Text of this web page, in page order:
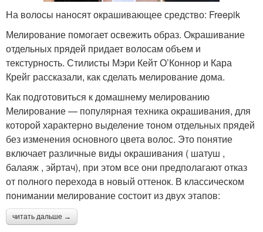
На волосы наносят окрашивающее средство: Freepik
Мелирование помогает освежить образ. Окрашивание
отдельных прядей придает волосам объем и
текстурность. Стилисты Мэри Кейт О’Коннор и Кара
Крейг рассказали, как сделать мелирование дома.
Как подготовиться к домашнему мелированию
Мелирование — популярная техника окрашивания, для
которой характерно выделение тоном отдельных прядей
без изменения основного цвета волос. Это понятие
включает различные виды окрашивания ( шатуш ,
балаяж , эйртач), при этом все они предполагают отказ
от полного перехода в новый оттенок. В классическом
понимании мелирование состоит из двух этапов:
читать дальше →